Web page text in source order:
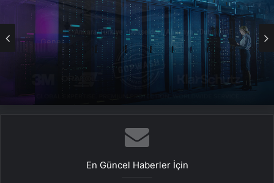
Genel
Datahost İle Güvenilir Sunucu Hizmetleri
En Güncel Haberler İçin